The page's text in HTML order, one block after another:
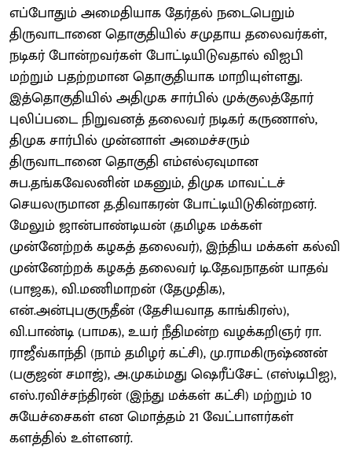
எப்போதும் அமைதியாக தேர்தல் நடைபெறும்
திருவாடானை தொகுதியில் சமுதாய தலைவர்கள்,
நடிகர் போன்றவர்கள் போட்டியிடுவதால் விஐபி
மற்றும் பதற்றமான தொகுதியாக மாறியுள்ளது.
இத்தொகுதியில் அதிமுக சார்பில் முக்குலத்தோர்
புலிப்படை நிறுவனத் தலைவர் நடிகர் கருணாஸ்,
திமுக சார்பில் முன்னாள் அமைச்சரும்
திருவாடானை தொகுதி எம்எல்ஏவுமான
சுப.தங்கவேலனின் மகனும், திமுக மாவட்டச்
செயலருமான த.திவாகரன் போட்டியிடுகின்றனர்.
மேலும் ஜான்பாண்டியன் (தமிழக மக்கள்
முன்னேற்றக் கழகத் தலைவர்), இந்திய மக்கள் கல்வி
முன்னேற்றக் கழகத் தலைவர் டி.தேவநாதன் யாதவ்
(பாஜக), வி.மணிமாறன் (தேமுதிக),
என்.அன்புபகுருதீன் (தேசியவாத காங்கிரஸ்),
வி.பாண்டி (பாமக), உயர் நீதிமன்ற வழக்கறிஞர் ரா.
ராஜீவ்காந்தி (நாம் தமிழர் கட்சி), மு.ராமகிருஷ்ணன்
(பகுஜன் சமாஜ்), அ.முகம்மது ஷெரீப்சேட் (எஸ்டிபிஐ),
எஸ்.ரவிச்சந்திரன் (இந்து மக்கள் கட்சி) மற்றும் 10
சுயேச்சைகள் என மொத்தம் 21 வேட்பாளர்கள்
களத்தில் உள்ளனர்.